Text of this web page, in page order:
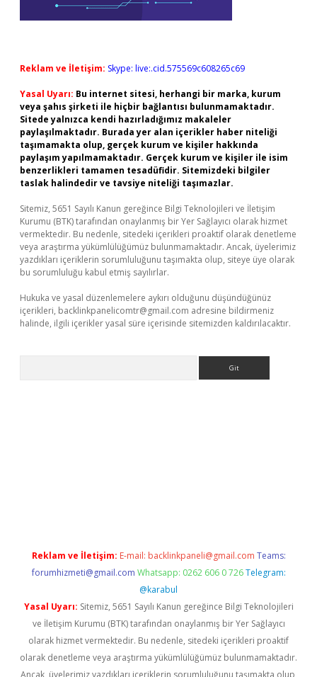
Reklam ve İletişim: Skype: live:.cid.575569c608265c69
Yasal Uyarı: Bu internet sitesi, herhangi bir marka, kurum
veya şahıs şirketi ile hiçbir bağlantısı bulunmamaktadır.
Sitede yalnızca kendi hazırladığımız makaleler
paylaşılmaktadır. Burada yer alan içerikler haber niteliği
taşımamakta olup, gerçek kurum ve kişiler hakkında
paylaşım yapılmamaktadır. Gerçek kurum ve kişiler ile isim
benzerlikleri tamamen tesadüfidir. Sitemizdeki bilgiler
taslak halindedir ve tavsiye niteliği taşımazlar.
Sitemiz, 5651 Sayılı Kanun gereğince Bilgi Teknolojileri ve İletişim
Kurumu (BTK) tarafından onaylanmış bir Yer Sağlayıcı olarak hizmet
vermektedir. Bu nedenle, sitedeki içerikleri proaktif olarak denetleme
veya araştırma yükümlülüğümüz bulunmamaktadır. Ancak, üyelerimiz
yazdıkları içeriklerin sorumluluğunu taşımakta olup, siteye üye olarak
bu sorumluluğu kabul etmiş sayılırlar.
Hukuka ve yasal düzenlemelere aykırı olduğunu düşündüğünüz
içerikleri, backlinkpanelicomtr@gmail.com adresine bildirmeniz
halinde, ilgili içerikler yasal süre içerisinde sitemizden kaldırılacaktır.
Reklam ve İletişim: E-mail: backlinkpaneli@gmail.com Teams:
forumhizmeti@gmail.com Whatsapp: 0262 606 0 726 Telegram:
@karabul
Yasal Uyarı: Sitemiz, 5651 Sayılı Kanun gereğince Bilgi Teknolojileri
ve İletişim Kurumu (BTK) tarafından onaylanmış bir Yer Sağlayıcı
olarak hizmet vermektedir. Bu nedenle, sitedeki içerikleri proaktif
olarak denetleme veya araştırma yükümlülüğümüz bulunmamaktadır.
Ancak, üyelerimiz yazdıkları içeriklerin sorumluluğunu taşımakta olup,